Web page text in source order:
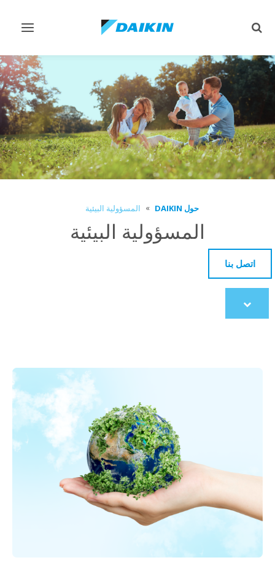
تبديل
تبديل
حول DAIKIN المسؤولية البيئية
المسؤولية البيئية
اتصل بنا
Scroll
to